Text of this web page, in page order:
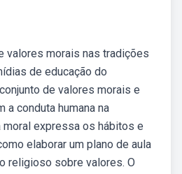
valores morais nas tradições
de educação do
de valores morais e
a conduta humana na
moral expressa os hábitos e
elaborar um plano de aula
religioso sobre valores. O